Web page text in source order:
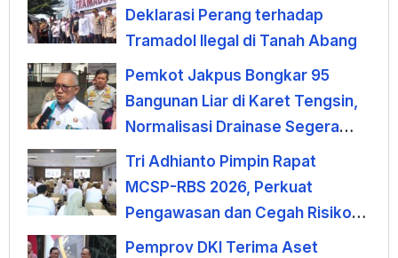
Deklarasi Perang terhadap
Tramadol Ilegal di Tanah Abang
Pemkot Jakpus Bongkar 95
Bangunan Liar di Karet Tengsin,
Normalisasi Drainase Segera
Dimulai
Tri Adhianto Pimpin Rapat
MCSP-RBS 2026, Perkuat
Pengawasan dan Cegah Risiko
Korupsi
Pemprov DKI Terima Aset